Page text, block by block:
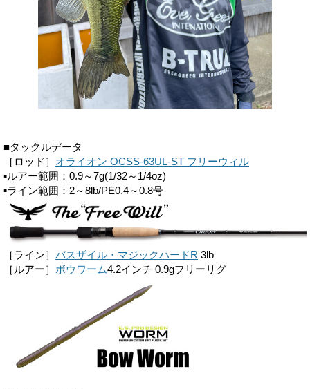
■タックルデータ
［ロッド］ オライオン OCSS-63UL-ST フリーウィル
▪ルアー範囲：0.9～7g(1/32～1/4oz)
▪ライン範囲：2～8lb/PE0.4～0.8号
［ライン］ バスザイル・マジックハードR 3lb
［ルアー］ ボウワーム4.2インチ 0.9gフリーリグ